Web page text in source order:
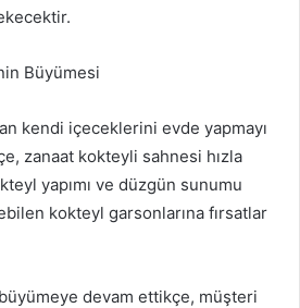
Büyümesi
kendi içeceklerini evde yapmayı
zanaat kokteyli sahnesi hızla
yapımı ve düzgün sunumu
kokteyl garsonlarına fırsatlar
devam ettikçe, müşteri